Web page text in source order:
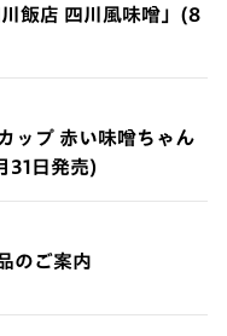
川飯店 四川風味噌」(8
ップ 赤い味噌ちゃん
31日発売)
のご案内